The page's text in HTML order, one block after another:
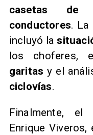
casetas de
conductores. La
incluyó la
los choferes,
garitas y el
ciclovías.
Finalmente, el
Enrique